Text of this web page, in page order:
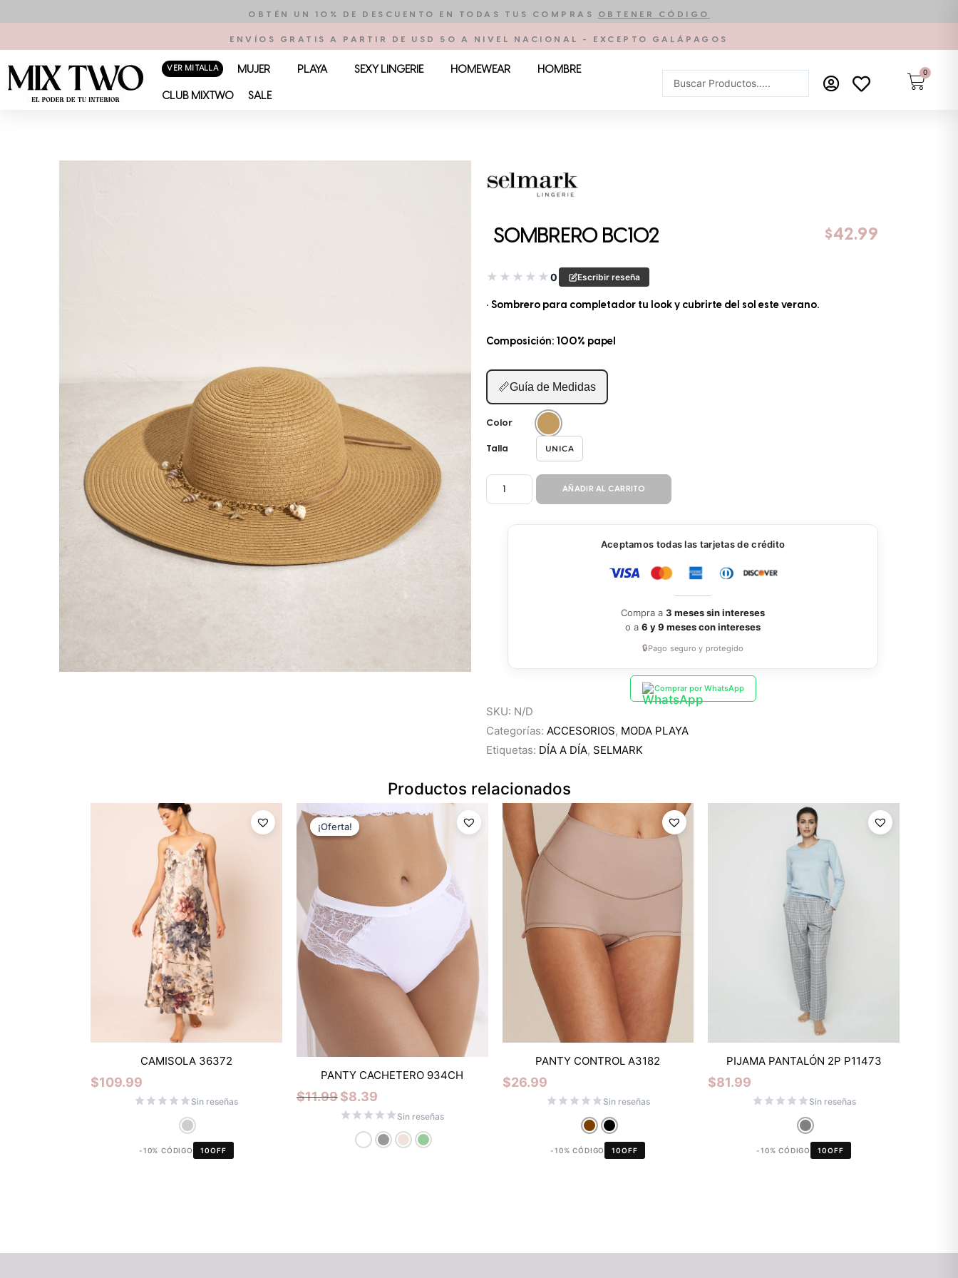
contenido
OBTÉN UN 10% DE DESCUENTO EN TODAS TUS COMPRAS OBTENER CÓDIGO
ENVÍOS GRATIS A PARTIR DE USD 50 A NIVEL NACIONAL - EXCEPTO GALÁPAGOS
VER MI TALLA MUJER PLAYA SEXY LINGERIE HOMEWEAR HOMBRE
CLUB MIXTWO SALE
Search
...
0
SOMBRERO BC102 $42.99
★ ★ ★ ★ ★0 Escribir reseña
• Sombrero para completador tu look y cubrirte del sol este verano.
Composición: 100% papel
📏Guía de Medidas
Color
Talla UNICA
SOMBRERO
BC102
cantidad
AÑADIR AL CARRITO
Aceptamos todas las tarjetas de crédito
Compra a 3 meses sin intereses
o a 6 y 9 meses con intereses
🔒Pago seguro y protegido
Comprar por WhatsApp
SKU: N/D
Categorías: ACCESORIOS, MODA PLAYA
Etiquetas: DÍA A DÍA, SELMARK
Productos relacionados
CAMISOLA 36372
$109.99
Sin reseñas
-10% CÓDIGO 10OFF
¡Oferta!
¡Oferta!
PANTY CACHETERO 934CH
$11.99
precio
original
$8.39
precio
Sin reseñas
PANTY CONTROL A3182
$26.99
Sin reseñas
-10% CÓDIGO 10OFF
PIJAMA PANTALÓN 2P P11473
$81.99
Sin reseñas
-10% CÓDIGO 10OFF
Mixtwo - Lencería y Ropa
Gracias por visitarnos. Te asesoramos